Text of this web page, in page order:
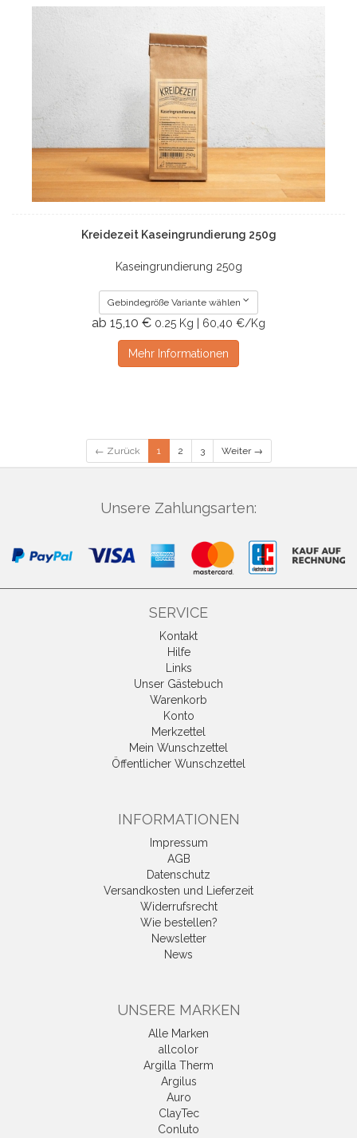
Kreidezeit Kaseingrundierung 250g
Kaseingrundierung 250g
Gebindegröße Variante wählen
ab 15,10 € 0.25 Kg | 60,40 €/Kg
Mehr Informationen
← Zurück 1 2 3 Weiter →
Unsere Zahlungsarten:
SERVICE
Kontakt
Hilfe
Links
Unser Gästebuch
Warenkorb
Konto
Merkzettel
Mein Wunschzettel
Öffentlicher Wunschzettel
INFORMATIONEN
Impressum
AGB
Datenschutz
Versandkosten und Lieferzeit
Widerrufsrecht
Wie bestellen?
Newsletter
News
UNSERE MARKEN
Alle Marken
allcolor
Argilla Therm
Argilus
Auro
ClayTec
Conluto